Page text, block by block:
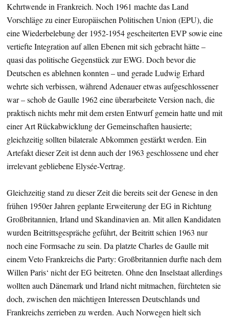
Kehrtwende in Frankreich. Noch 1961 machte das Land
Vorschläge zu einer Europäischen Politischen Union (EPU), die
eine Wiederbelebung der 1952-1954 gescheiterten EVP sowie eine
vertiefte Integration auf allen Ebenen mit sich gebracht hätte –
quasi das politische Gegenstück zur EWG. Doch bevor die
Deutschen es ablehnen konnten – und gerade Ludwig Erhard
wehrte sich verbissen, während Adenauer etwas aufgeschlossener
war – schob de Gaulle 1962 eine überarbeitete Version nach, die
praktisch nichts mehr mit dem ersten Entwurf gemein hatte und mit
einer Art Rückabwicklung der Gemeinschaften hausierte;
gleichzeitig sollten bilaterale Abkommen gestärkt werden. Ein
Artefakt dieser Zeit ist denn auch der 1963 geschlossene und eher
irrelevant gebliebene Elysée-Vertrag.
Gleichzeitig stand zu dieser Zeit die bereits seit der Genese in den
frühen 1950er Jahren geplante Erweiterung der EG in Richtung
Großbritannien, Irland und Skandinavien an. Mit allen Kandidaten
wurden Beitrittsgespräche geführt, der Beitritt schien 1963 nur
noch eine Formsache zu sein. Da platzte Charles de Gaulle mit
einem Veto Frankreichs die Party: Großbritannien durfte nach dem
Willen Paris‘ nicht der EG beitreten. Ohne den Inselstaat allerdings
wollten auch Dänemark und Irland nicht mitmachen, fürchteten sie
doch, zwischen den mächtigen Interessen Deutschlands und
Frankreichs zerrieben zu werden. Auch Norwegen hielt sich